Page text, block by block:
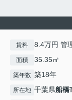
賃料 8.4万円 管
面積 35.35㎡
築年数 築18年
所在地 千葉県船橋